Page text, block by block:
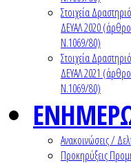
Στοιχεία
ΔΕΥΑΛ 2020
Ν.1069/80)
Στοιχεία
ΔΕΥΑΛ 2021
Ν.1069/80)
Ανακοινώσεις /
Προκηρύξεις